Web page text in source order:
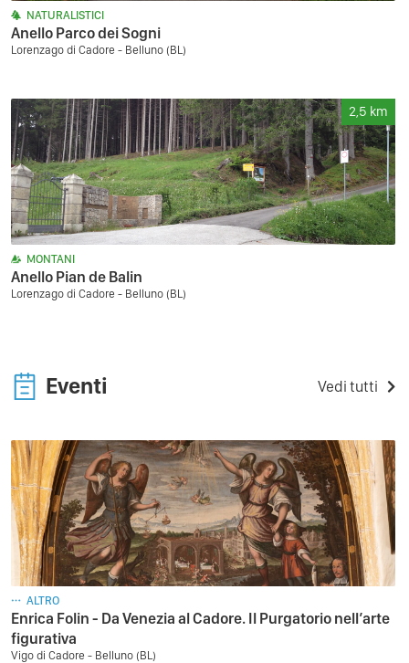
NATURALISTICI
Anello Parco dei Sogni
Lorenzago di Cadore - Belluno (BL)
2,5 km
MONTANI
Anello Pian de Balin
Lorenzago di Cadore - Belluno (BL)
Eventi Vedi tutti
ALTRO
Enrica Folin - Da Venezia al Cadore. Il Purgatorio nell’arte
figurativa
Vigo di Cadore - Belluno (BL)